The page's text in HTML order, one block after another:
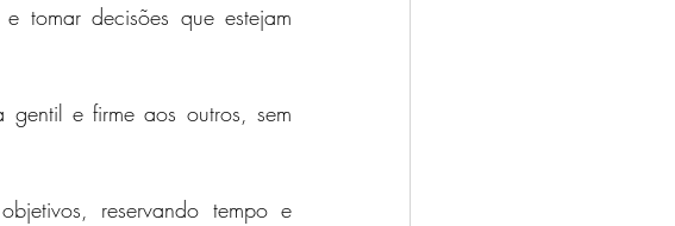
tomar decisões que estejam
gentil e firme aos outros, sem
reservando tempo e